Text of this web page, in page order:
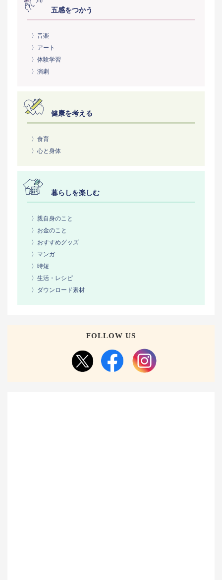
五感をつかう
〉音楽
〉アート
〉体験学習
〉演劇
健康を考える
〉食育
〉心と身体
暮らしを楽しむ
〉親自身のこと
〉お金のこと
〉おすすめグッズ
〉マンガ
〉時短
〉生活・レシピ
〉ダウンロード素材
FOLLOW US